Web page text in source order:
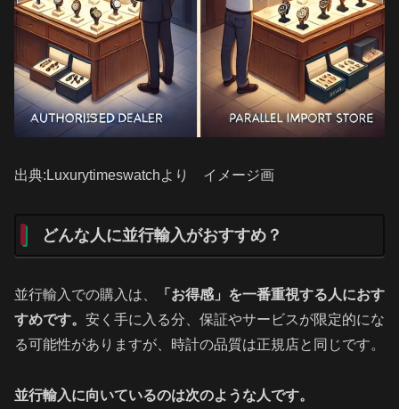
出典:Luxurytimeswatchより イメージ画
どんな人に並行輸入がおすすめ？
並行輸入での購入は、
「お得感」を一番重視する人におす
すめです。 安く手に入る分、保証やサービスが限定的にな
る可能性がありますが、時計の品質は正規店と同じです。
並行輸入に向いているのは次のような人です。